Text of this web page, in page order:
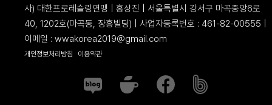
사) 대한프로레슬링연맹 | 홍상진 | 서울특별시 강서구 마곡중앙6로
40, 1202호(마곡동, 장흥빌딩) |
사업자등록번호 : 461-82-00555 |
이메일 : wwakorea2019@gmail.com
개인정보처리방침 이용약관